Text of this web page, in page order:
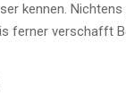
kennen.
ferner verschafft